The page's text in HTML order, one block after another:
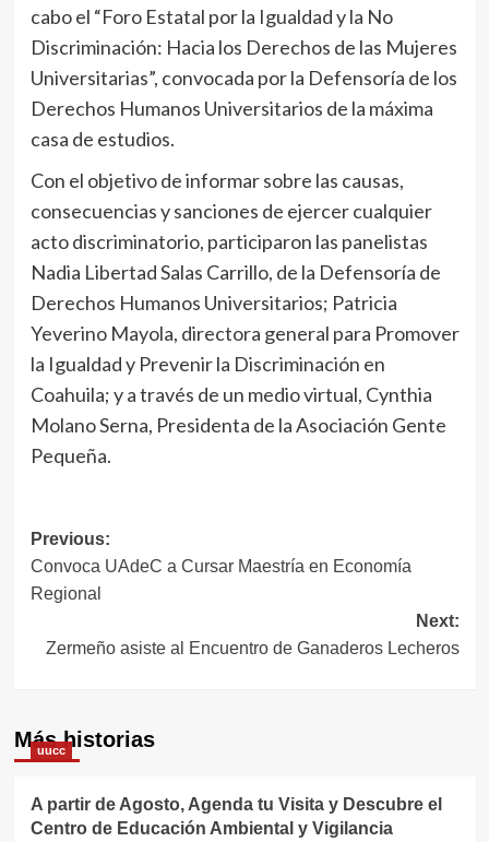
cabo el “Foro Estatal por la Igualdad y la No
Discriminación: Hacia los Derechos de las Mujeres
Universitarias”, convocada por la Defensoría de los
Derechos Humanos Universitarios de la máxima
casa de estudios.
Con el objetivo de informar sobre las causas,
consecuencias y sanciones de ejercer cualquier
acto discriminatorio, participaron las panelistas
Nadia Libertad Salas Carrillo, de la Defensoría de
Derechos Humanos Universitarios; Patricia
Yeverino Mayola, directora general para Promover
la Igualdad y Prevenir la Discriminación en
Coahuila; y a través de un medio virtual, Cynthia
Molano Serna, Presidenta de la Asociación Gente
Pequeña.
Navegación
de
entradas
Previous:
Convoca UAdeC a Cursar Maestría en Economía
Regional
Next:
Zermeño asiste al Encuentro de Ganaderos Lecheros
Más historias
uucc
A partir de Agosto, Agenda tu Visita y Descubre el
Centro de Educación Ambiental y Vigilancia